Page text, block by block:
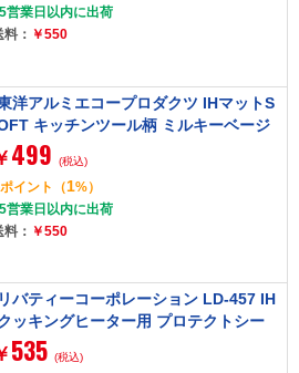
営業日以内に出荷
料： ￥550
洋アルミエコープロダクツ IHマットS
キッチンツール柄 ミルキーベージ
1枚入
499 (税込)
ポイント （1%）
営業日以内に出荷
料： ￥550
リバティーコーポレーション LD-457 IH
ッキングヒーター用 プロテクトシー
IH用焼け焦げ防止 19.5cm ブラック
535 (税込)